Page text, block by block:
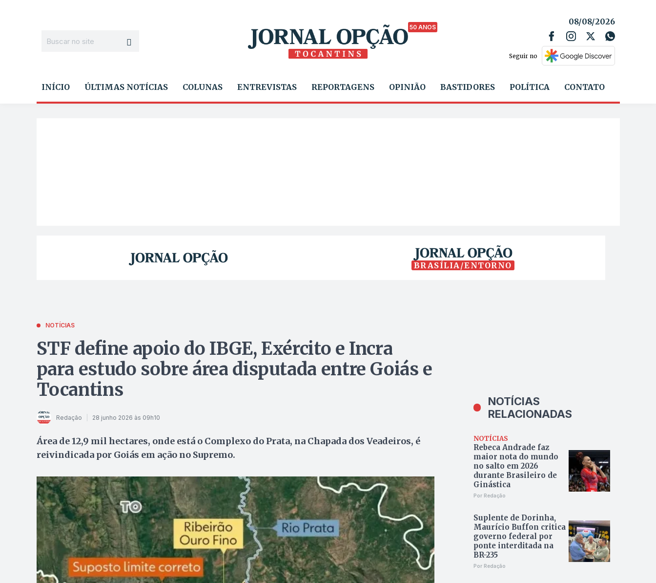
50 ANOS
08/08/2026
Seguir no
INÍCIO ÚLTIMAS NOTÍCIAS COLUNAS ENTREVISTAS REPORTAGENS OPINIÃO BASTIDORES POLÍTICA CONTATO
BRASÍLIA/ENTORNO
NOTÍCIAS
STF define apoio do IBGE, Exército e Incra
para estudo sobre área disputada entre Goiás e
Tocantins
Redação 28 junho 2026 às 09h10
Área de 12,9 mil hectares, onde está o Complexo do Prata, na Chapada dos Veadeiros, é
reivindicada por Goiás em ação no Supremo.
NOTÍCIAS
RELACIONADAS
NOTÍCIAS
Rebeca Andrade faz
maior nota do mundo
no salto em 2026
durante Brasileiro de
Ginástica
Por Redação
Suplente de Dorinha,
Maurício Buffon critica
governo federal por
ponte interditada na
BR-235
Por Redação